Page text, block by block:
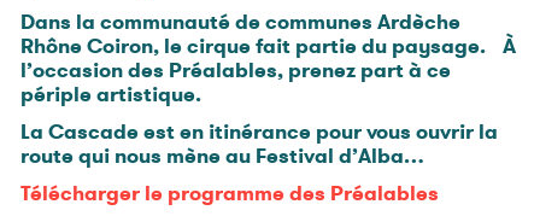
Dans la communauté de communes Ardèche
Rhône Coiron, le cirque fait partie du paysage. À
l’occasion des Préalables, prenez part à ce
périple artistique.
La Cascade est en itinérance pour vous ouvrir la
route qui nous mène au Festival d’Alba…
Télécharger le programme des Préalables